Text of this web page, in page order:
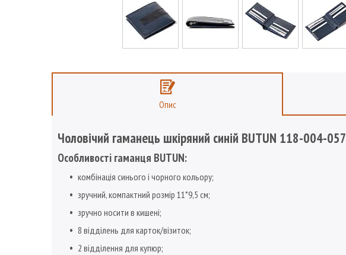
Опис
Чоловічий гаманець шкіряний синій BUTUN 118-004-057
Особливості гаманця BUTUN:
комбінація синього і чорного кольору;
зручний, компактний розмір 11*9,5 см;
зручно носити в кишені;
8 відділень для карток/візиток;
2 відділення для купюр;